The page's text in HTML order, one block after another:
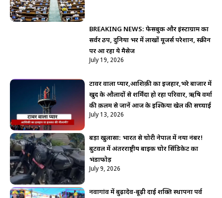
BREAKING NEWS: फेसबुक और इंस्टाग्राम का
सर्वर ठप, दुनिया भर में लाखों यूजर्स परेशान, स्क्रीन
पर आ रहा ये मैसेज
July 19, 2026
टावर वाला प्यार,आशिक़ी का इजहार,भरे बाजार में
खुद के औलादों से शर्मिंदा हो रहा परिवार, ऋषि वर्मा
की क़लम से जानें आज के इश्किया खेल की सच्चाई
July 13, 2026
बड़ा खुलासा: भारत से चोरी नेपाल में नया नंबर!
बुटवल में अंतरराष्ट्रीय बाइक चोर सिंडिकेट का
भंडाफोड़
July 9, 2026
नवागांव में बुढ़ादेव-बूढ़ी दाई शक्ति स्थापना पर्व